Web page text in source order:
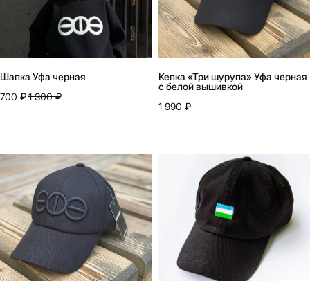
Шапка Уфа черная
700 ₽1 300 ₽
Кепка «Три шурупа» Уфа черная
с белой вышивкой
1 990 ₽